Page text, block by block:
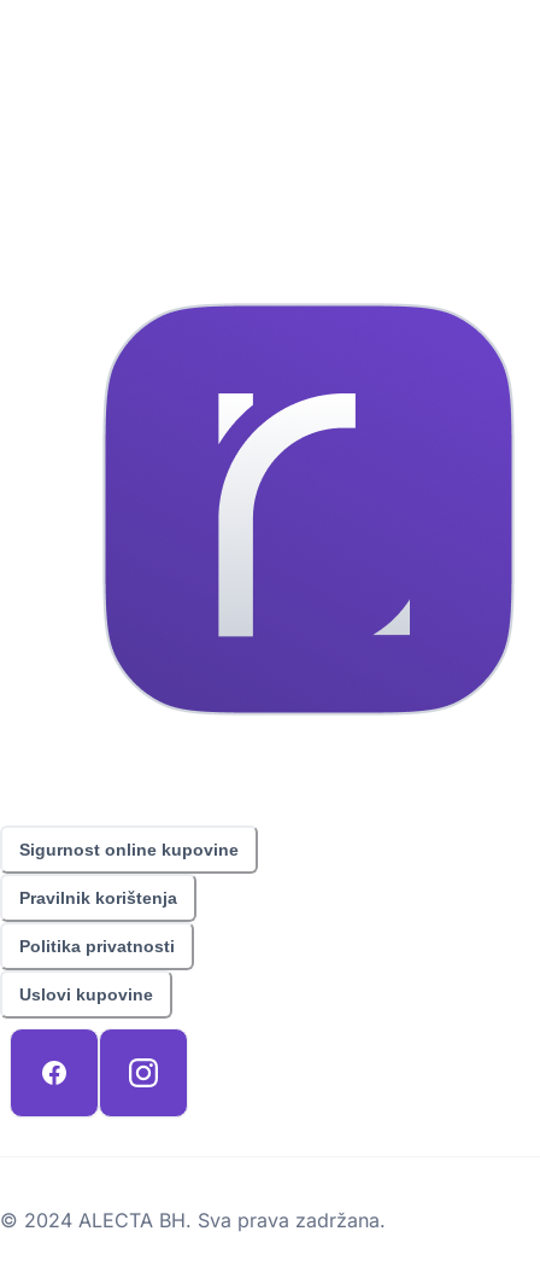
Sigurnost online kupovine
Pravilnik korištenja
Politika privatnosti
Uslovi kupovine
© 2024 ALECTA BH. Sva prava zadržana.